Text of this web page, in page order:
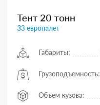
Тент 20 тонн
33 европалет
Габариты:
Грузоподъемность:
Объем кузова: